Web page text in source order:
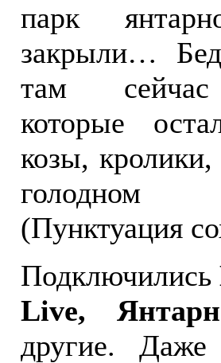
парк
закрыли…
там
которые
козы,
(Пунктуация
Подключились
Live,
другие.